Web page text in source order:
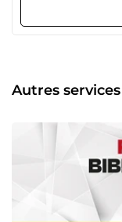
Project…) 👉 Je
d’analyses et de
résume aux
logiciels
dynamisme et le
des prestations
paticuliers et
a été possible
fais montre. En
réponds très vite.
suivent ✅ ma
Autres